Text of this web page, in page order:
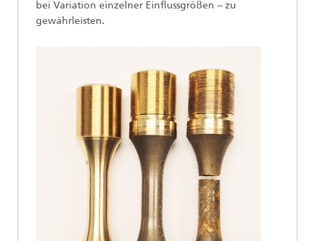
bei Variation einzelner Einflussgrößen – zu
gewährleisten.